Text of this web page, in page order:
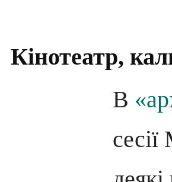
Кінотеатр,
В